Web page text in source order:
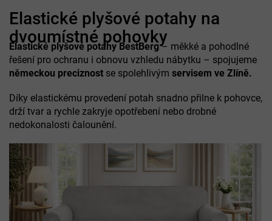
Elastické plyšové potahy na
dvoumístné pohovky
Elastické plyšové potahy BestBerg– měkké a pohodlné
řešení pro ochranu i obnovu vzhledu nábytku – spojujeme
německou preciznost se spolehlivým servisem ve Zlíně.
Díky elastickému provedení potah snadno přilne k pohovce,
drží tvar a rychle zakryje opotřebení nebo drobné
nedokonalosti čalounění.